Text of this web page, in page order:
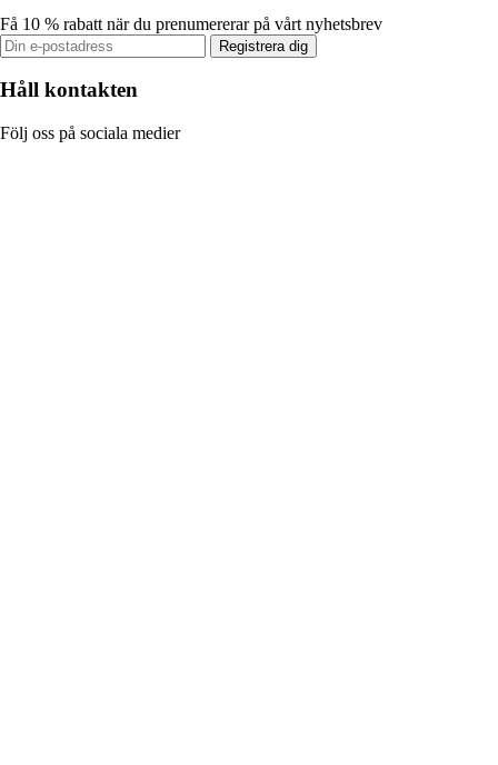
Få 10 % rabatt när du prenumererar på vårt nyhetsbrev
Registrera dig
Håll kontakten
Följ oss på sociala medier